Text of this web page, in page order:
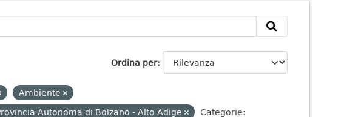
Ordina per
Ambiente
Autonoma di Bolzano - Alto Adige
Categorie: